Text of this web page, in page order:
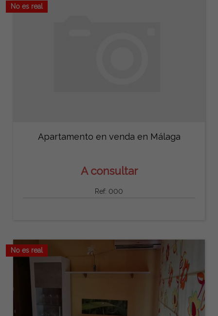
No es real
Apartamento en venda en Málaga
A consultar
Ref: 000
No es real